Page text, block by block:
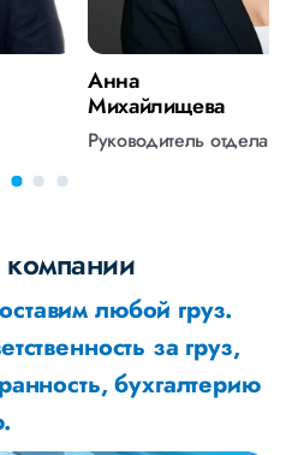
Анна
Михайлищева
Руководитель отдела
любой груз.
за груз,
бухгалтерию